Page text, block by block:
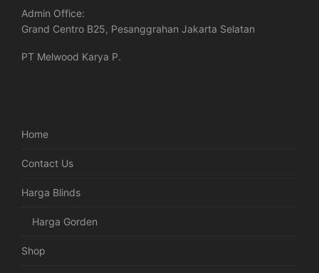
Admin Office:
Grand Centro B25, Pesanggrahan Jakarta Selatan
PT Melwood Karya P.
Home
Contact Us
Harga Blinds
Harga Gorden
Shop